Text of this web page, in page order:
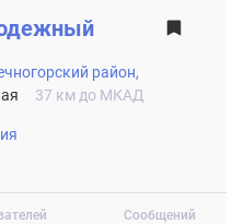
Сообщений
район,
37 км до МКАД